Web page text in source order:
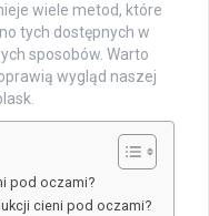
wiele metod, które
tych dostępnych w
sposobów. Warto
wygląd naszej
pod oczami?
cieni pod oczami?